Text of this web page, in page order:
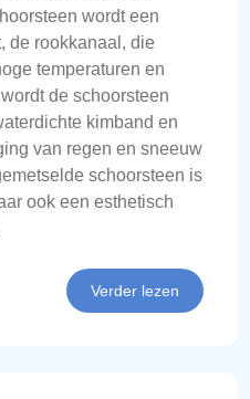
wordt een
de rookkanaal, die
temperaturen en
de schoorsteen
kimband en
van regen en sneeuw
schoorsteen is
ook een esthetisch
Verder lezen